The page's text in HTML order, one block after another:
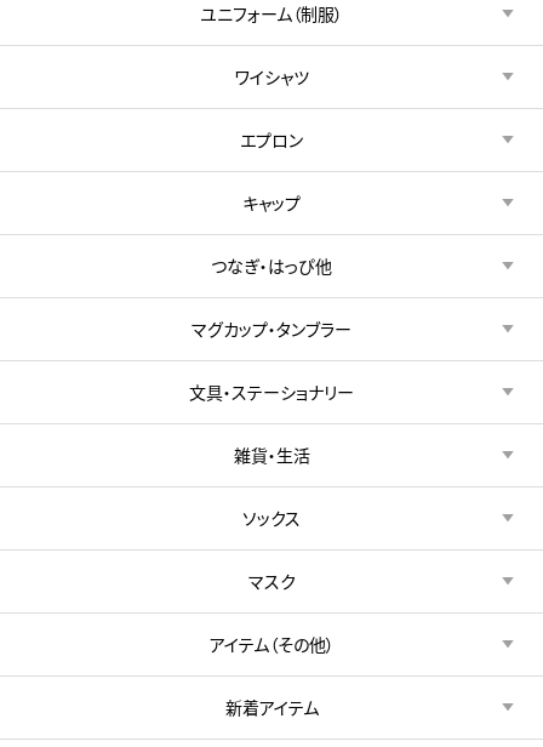
ユニフォーム（制服）
ワイシャツ
エプロン
キャップ
つなぎ・はっぴ他
マグカップ・タンブラー
文具・ステーショナリー
雑貨・生活
ソックス
マスク
アイテム（その他）
新着アイテム